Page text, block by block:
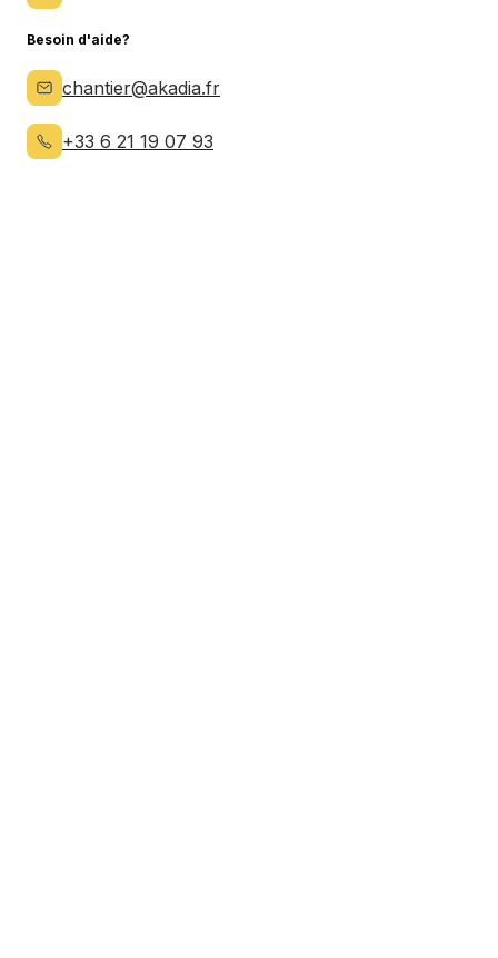
Besoin d'aide?
chantier@akadia.fr
+33 6 21 19 07 93